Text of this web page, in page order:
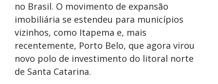
no Brasil. O movimento de expansão
imobiliária se estendeu para municípios
vizinhos, como Itapema e, mais
recentemente, Porto Belo, que agora virou
novo polo de investimento do litoral norte
de Santa Catarina.